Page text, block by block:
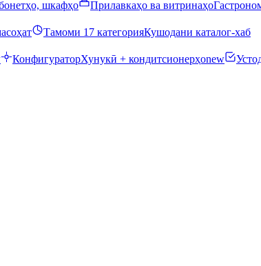
шкафҳо Прилавкаҳо ва витринаҳо
Тамоми 17 категорияКушодани каталог-хаб
КонфигураторХунукӣ + кондитсионерҳоnew